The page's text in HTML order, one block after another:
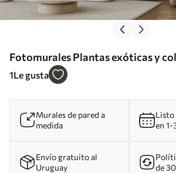
Fotomurales Plantas exóticas y
u17579
1Le gusta
Murales de pared a
medida
Listo
en 1-
Envío gratuito al
Uruguay
de